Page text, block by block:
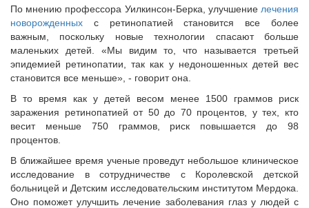
По мнению профессора Уилкинсон-Берка, улучшение лечения
новорожденных с ретинопатией становится все более
важным, поскольку новые технологии спасают больше
маленьких детей. «Мы видим то, что называется третьей
эпидемией ретинопатии, так как у недоношенных детей вес
становится все меньше», - говорит она.
В то время как у детей весом менее 1500 граммов риск
заражения ретинопатией от 50 до 70 процентов, у тех, кто
весит меньше 750 граммов, риск повышается до 98
процентов.
В ближайшее время ученые проведут небольшое клиническое
исследование в сотрудничестве с Королевской детской
больницей и Детским исследовательским институтом Мердока.
Оно поможет улучшить лечение заболевания глаз у людей с